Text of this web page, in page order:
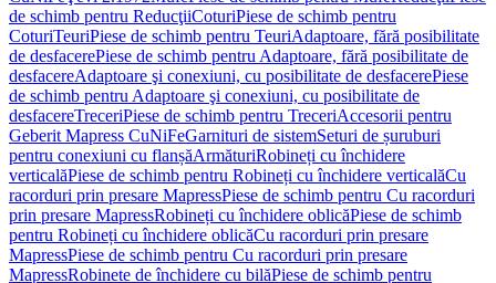
de schimb pentru ReducţiiCoturiPiese de schimb pentru
CoturiTeuriPiese de schimb pentru TeuriAdaptoare, fără posibilitate
de desfacerePiese de schimb pentru Adaptoare, fără posibilitate de
desfacereAdaptoare şi conexiuni, cu posibilitate de desfacerePiese
de schimb pentru Adaptoare şi conexiuni, cu posibilitate de
desfacereTreceriPiese de schimb pentru TreceriAccesorii pentru
Geberit Mapress CuNiFeGarnituri de sistemSeturi de șuruburi
pentru conexiuni cu flanșăArmăturiRobineți cu închidere
verticalăPiese de schimb pentru Robineți cu închidere verticalăCu
racorduri prin presare MapressPiese de schimb pentru Cu racorduri
prin presare MapressRobineți cu închidere oblicăPiese de schimb
pentru Robineți cu închidere oblicăCu racorduri prin presare
MapressPiese de schimb pentru Cu racorduri prin presare
MapressRobinete de închidere cu bilăPiese de schimb pentru